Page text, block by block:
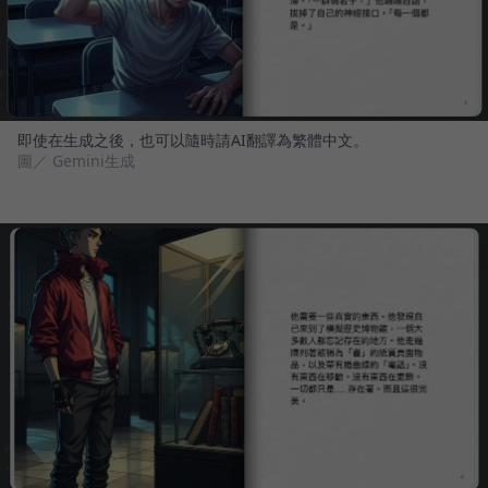
即使在生成之後，也可以隨時請AI翻譯為繁體中文。
圖／ Gemini生成